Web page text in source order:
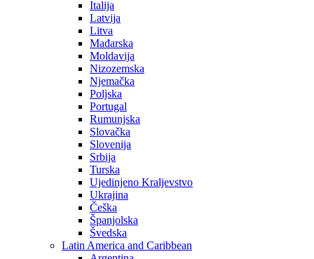
Italija
Latvija
Litva
Mađarska
Moldavija
Nizozemska
Njemačka
Poljska
Portugal
Rumunjska
Slovačka
Slovenija
Srbija
Turska
Ujedinjeno Kraljevstvo
Ukrajina
Češka
Španjolska
Švedska
Latin America and Caribbean